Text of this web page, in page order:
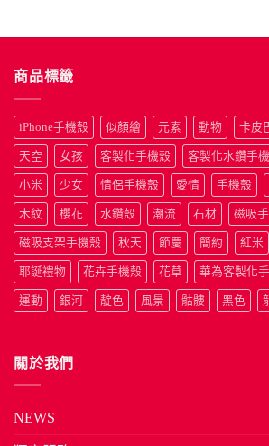
商品標籤
iPhone手機殼 似顏繪 元素 動物 卡皮
天空 女孩 客製化手機殼 客製化水鑽手
小米 少女 情侶手機殼 愛情 手機殼
木紋 櫻花 水鑽殼 潮流 石材 磁吸
磁吸支架手機殼 秋天 節慶 簡約 紅米
耶誕禮物 花卉手機殼 花草 華為客製化
運動 銀河 靛色 風景 骷髏 黑色
關於我們
NEWS